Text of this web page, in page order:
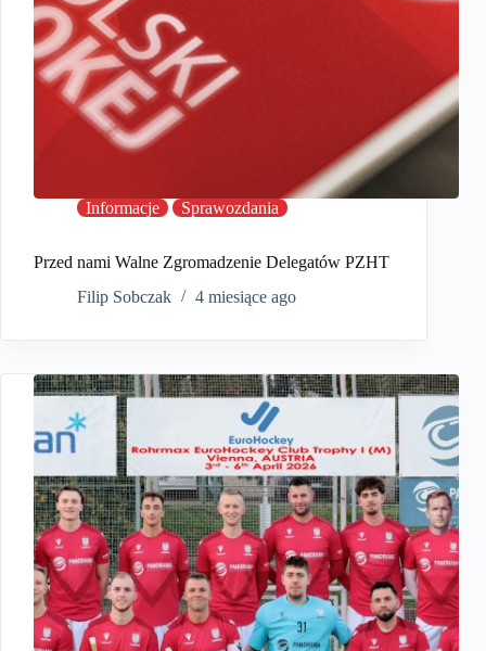
Informacje Sprawozdania
Przed nami Walne Zgromadzenie Delegatów PZHT
Filip Sobczak
4 miesiące ago